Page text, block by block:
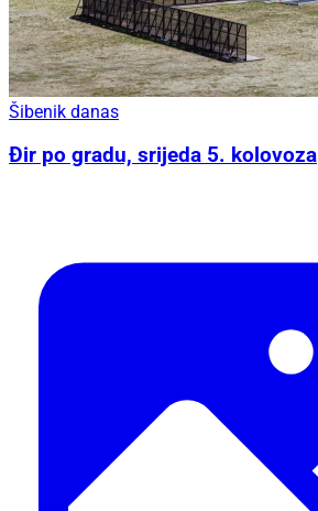
Šibenik danas
Đir po gradu, srijeda 5. kolovoza